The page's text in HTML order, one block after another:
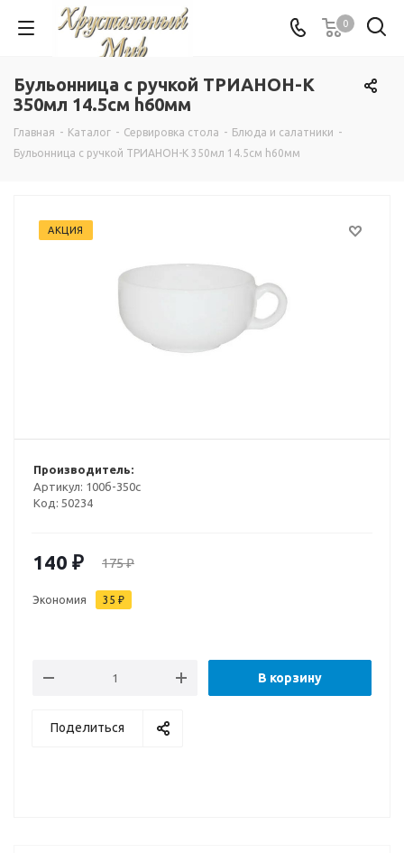
0
Бульонница с ручкой ТРИАНОН-К
350мл 14.5см h60мм
Главная - Каталог - Сервировка стола - Блюда и салатники -
Бульонница с ручкой ТРИАНОН-К 350мл 14.5см h60мм
АКЦИЯ
Производитель:
Артикул: 100б-350с
Код: 50234
140 ₽ 175₽
Экономия 35 ₽
В корзину
Поделиться